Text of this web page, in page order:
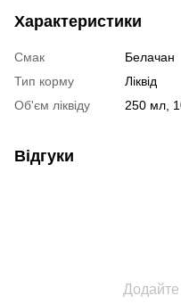
Характеристики
Смак
Белачан
Тип корму
Ліквід
Об'єм ліквіду
250 мл,
Відгуки
Додайте